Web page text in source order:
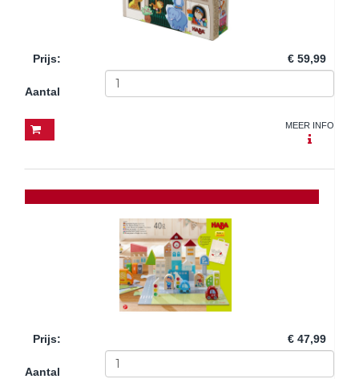
Prijs: € 59,99
Aantal
MEER INFO
Prijs: € 47,99
Aantal